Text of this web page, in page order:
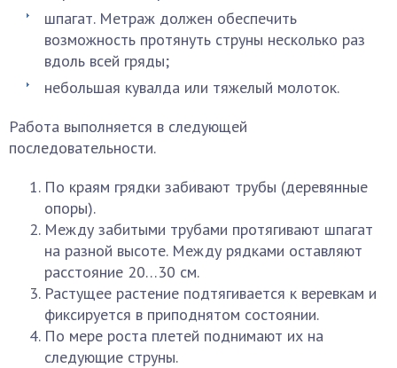
шпагат. Метраж должен обеспечить
возможность протянуть струны несколько раз
вдоль всей гряды;
небольшая кувалда или тяжелый молоток.
Работа выполняется в следующей
последовательности.
По краям грядки забивают трубы (деревянные
опоры).
Между забитыми трубами протягивают шпагат
на разной высоте. Между рядками оставляют
расстояние 20…30 см.
Растущее растение подтягивается к веревкам и
фиксируется в приподнятом состоянии.
По мере роста плетей поднимают их на
следующие струны.